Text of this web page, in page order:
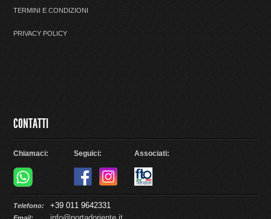
TERMINI E CONDIZIONI
PRIVACY POLICY
CONTATTI
Chiamaci: Seguici: Associati:
Telefono: +39 011 9642331